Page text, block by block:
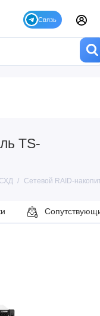
TS-
Сетевой RAID-